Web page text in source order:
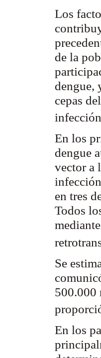
Los
de la
dengue,
cepas
infección
En los
dengue
vector a
en tres
Todos
Se
500.000
En los